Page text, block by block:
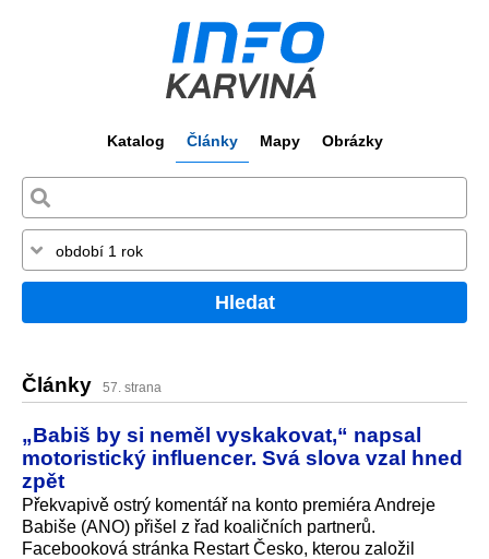
Katalog Články Mapy Obrázky
Hledat
Články 57. strana
„Babiš by si neměl vyskakovat,“ napsal
motoristický influencer. Svá slova vzal hned
zpět
Překvapivě ostrý komentář na konto premiéra Andreje
Babiše (ANO) přišel z řad koaličních partnerů.
Facebooková stránka Restart Česko, kterou založil